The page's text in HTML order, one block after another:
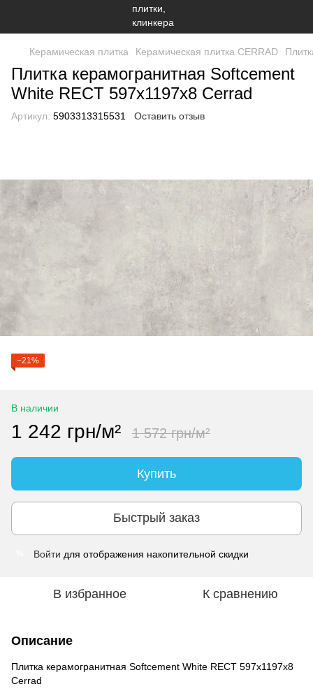
Керамическая плитка Керамическая плитка CERRAD
Плитка керамогранитная Softcement
White RECT 597x1197x8 Cerrad
Артикул: 5903313315531 Оставить отзыв
−21%
В наличии
1 242 грн/м² 1 572 грн/м²
Купить
Быстрый заказ
Войти для отображения накопительной скидки
В избранное К сравнению
Описание
Плитка керамогранитная Softcement White RECT 597x1197x8
Cerrad